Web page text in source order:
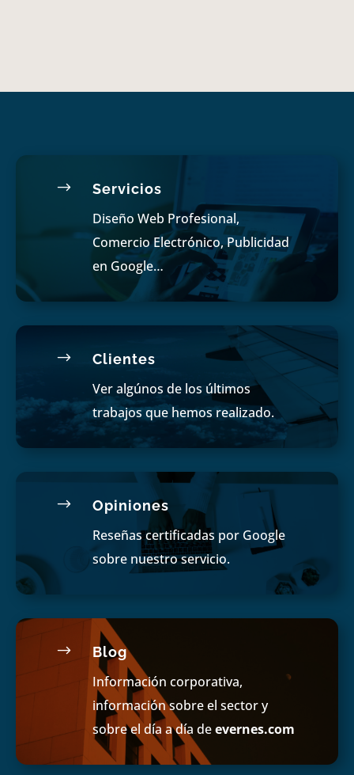
$ Servicios
Diseño Web Profesional,
Comercio Electrónico, Publicidad
en Google…
$ Clientes
Ver algúnos de los últimos
trabajos que hemos realizado.
$ Opiniones
Reseñas certificadas por Google
sobre nuestro servicio.
$ Blog
Información corporativa,
información sobre el sector y
sobre el día a día deevernes.com